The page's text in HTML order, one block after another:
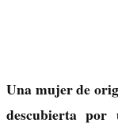
Una mujer de
descubierta